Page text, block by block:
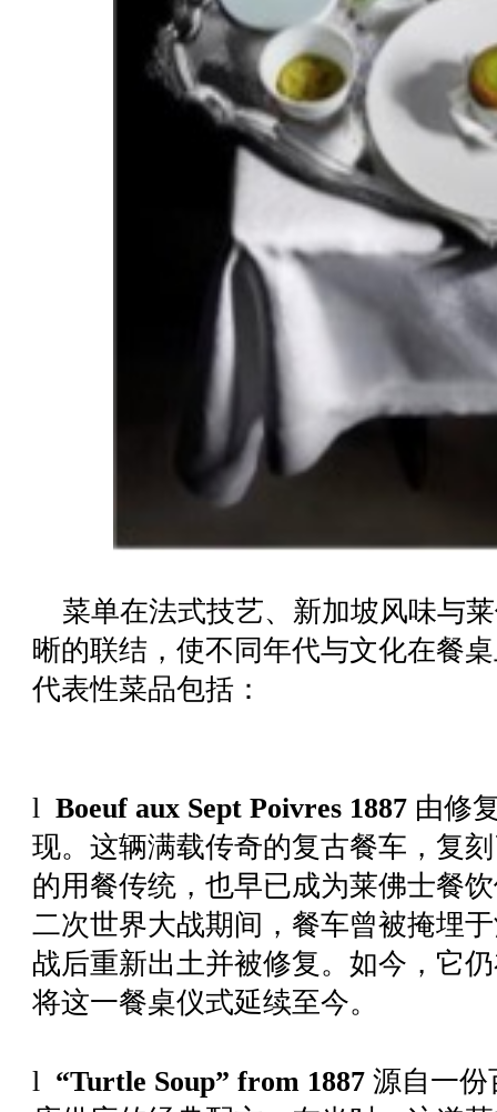
菜单在法式技艺、新加坡风味与
晰的联结，使不同年代与文化在餐
代表性菜品包括：
lBoeuf aux Sept Poivres 1887 由修
现。这辆满载传奇的复古餐车，复
的用餐传统，也早已成为莱佛士餐
二次世界大战期间，餐车曾被掩埋
战后重新出土并被修复。如今，它
将这一餐桌仪式延续至今。
l “Turtle Soup” from 1887 源自一份